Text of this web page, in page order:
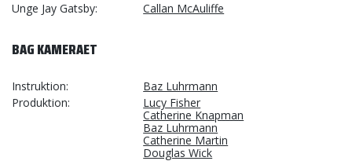
Unge Jay Gatsby
Callan McAuliffe
BAG KAMERAET
Instruktion
Baz Luhrmann
Produktion
Lucy Fisher
Catherine Knapman
Baz Luhrmann
Catherine Martin
Douglas Wick